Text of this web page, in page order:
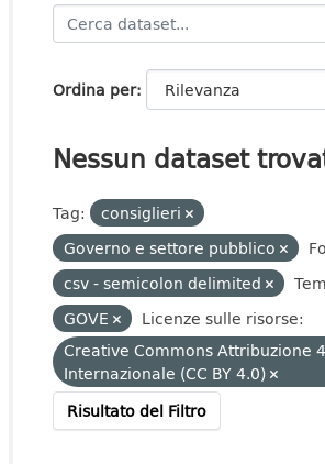
Ordina per
Nessun dataset
Tag:
consiglieri
Governo e settore pubblico
csv - semicolon delimited
GOVE
Licenze sulle risorse:
Creative Commons Attribuzione
Internazionale (CC BY 4.0)
Risultato del Filtro